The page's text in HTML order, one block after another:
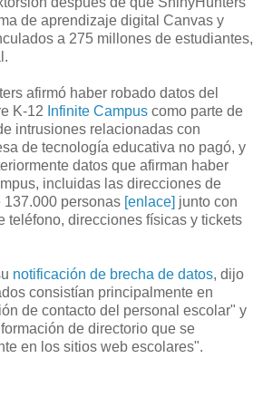
de aprendizaje digital Canvas y
a 275 millones de estudiantes,
afirmó haber robado datos del
K-12 Infinite Campus como parte de
intrusiones relacionadas con
de tecnología educativa no pagó, y
datos que afirman haber
incluidas las direcciones de
personas [enlace] junto con
teléfono, direcciones físicas y tickets
notificación de brecha de datos, dijo
consistían principalmente en
de contacto del personal escolar" y
de directorio que se
en los sitios web escolares".